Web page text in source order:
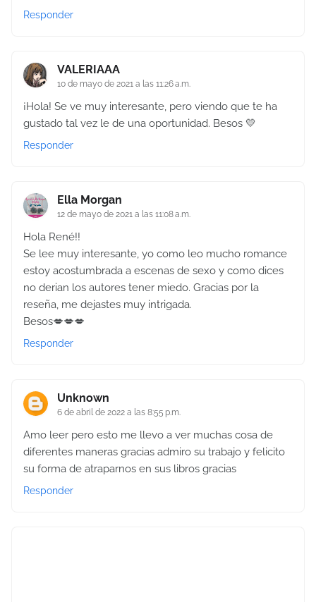
Responder
VALERIAAA
10 de mayo de 2021 a las 11:26 a.m.
¡Hola! Se ve muy interesante, pero viendo que te ha
gustado tal vez le de una oportunidad. Besos 💛
Responder
Ella Morgan
12 de mayo de 2021 a las 11:08 a.m.
Hola René!!
Se lee muy interesante, yo como leo mucho romance
estoy acostumbrada a escenas de sexo y como dices
no derian los autores tener miedo. Gracias por la
reseña, me dejastes muy intrigada.
Besos💋💋💋
Responder
Unknown
6 de abril de 2022 a las 8:55 p.m.
Amo leer pero esto me llevo a ver muchas cosa de
diferentes maneras gracias admiro su trabajo y felicito
su forma de atraparnos en sus libros gracias
Responder